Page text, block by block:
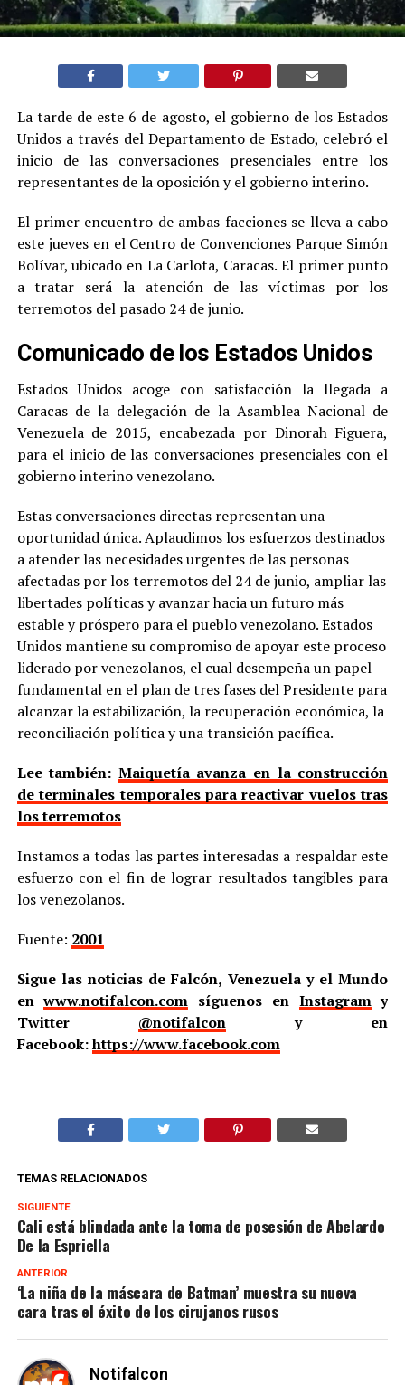
La tarde de este 6 de agosto, el gobierno de los Estados
Unidos a través del Departamento de Estado, celebró el
inicio de las conversaciones presenciales entre los
representantes de la oposición y el gobierno interino.
El primer encuentro de ambas facciones se lleva a cabo
este jueves en el Centro de Convenciones Parque Simón
Bolívar, ubicado en La Carlota, Caracas. El primer punto
a tratar será la atención de las víctimas por los
terremotos del pasado 24 de junio.
Comunicado de los Estados Unidos
Estados Unidos acoge con satisfacción la llegada a
Caracas de la delegación de la Asamblea Nacional de
Venezuela de 2015, encabezada por Dinorah Figuera,
para el inicio de las conversaciones presenciales con el
gobierno interino venezolano.
Estas conversaciones directas representan una
oportunidad única. Aplaudimos los esfuerzos destinados
a atender las necesidades urgentes de las personas
afectadas por los terremotos del 24 de junio, ampliar las
libertades políticas y avanzar hacia un futuro más
estable y próspero para el pueblo venezolano. Estados
Unidos mantiene su compromiso de apoyar este proceso
liderado por venezolanos, el cual desempeña un papel
fundamental en el plan de tres fases del Presidente para
alcanzar la estabilización, la recuperación económica, la
reconciliación política y una transición pacífica.
Lee también: Maiquetía avanza en la construcción
de terminales temporales para reactivar vuelos tras
los terremotos
Instamos a todas las partes interesadas a respaldar este
esfuerzo con el fin de lograr resultados tangibles para
los venezolanos.
Fuente: 2001
Sigue las noticias de Falcón, Venezuela y el Mundo
enwww.notifalcon.com síguenos en Instagramy
Twitter @notifalcony en
Facebook:https://www.facebook.com
TEMAS RELACIONADOS
SIGUIENTE
Cali está blindada ante la toma de posesión de Abelardo
De la Espriella
ANTERIOR
‘La niña de la máscara de Batman’ muestra su nueva
cara tras el éxito de los cirujanos rusos
Notifalcon